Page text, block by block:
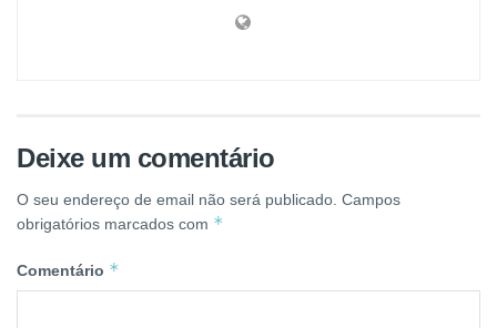
Deixe um comentário
O seu endereço de email não será publicado. Campos
obrigatórios marcados com *
Comentário *